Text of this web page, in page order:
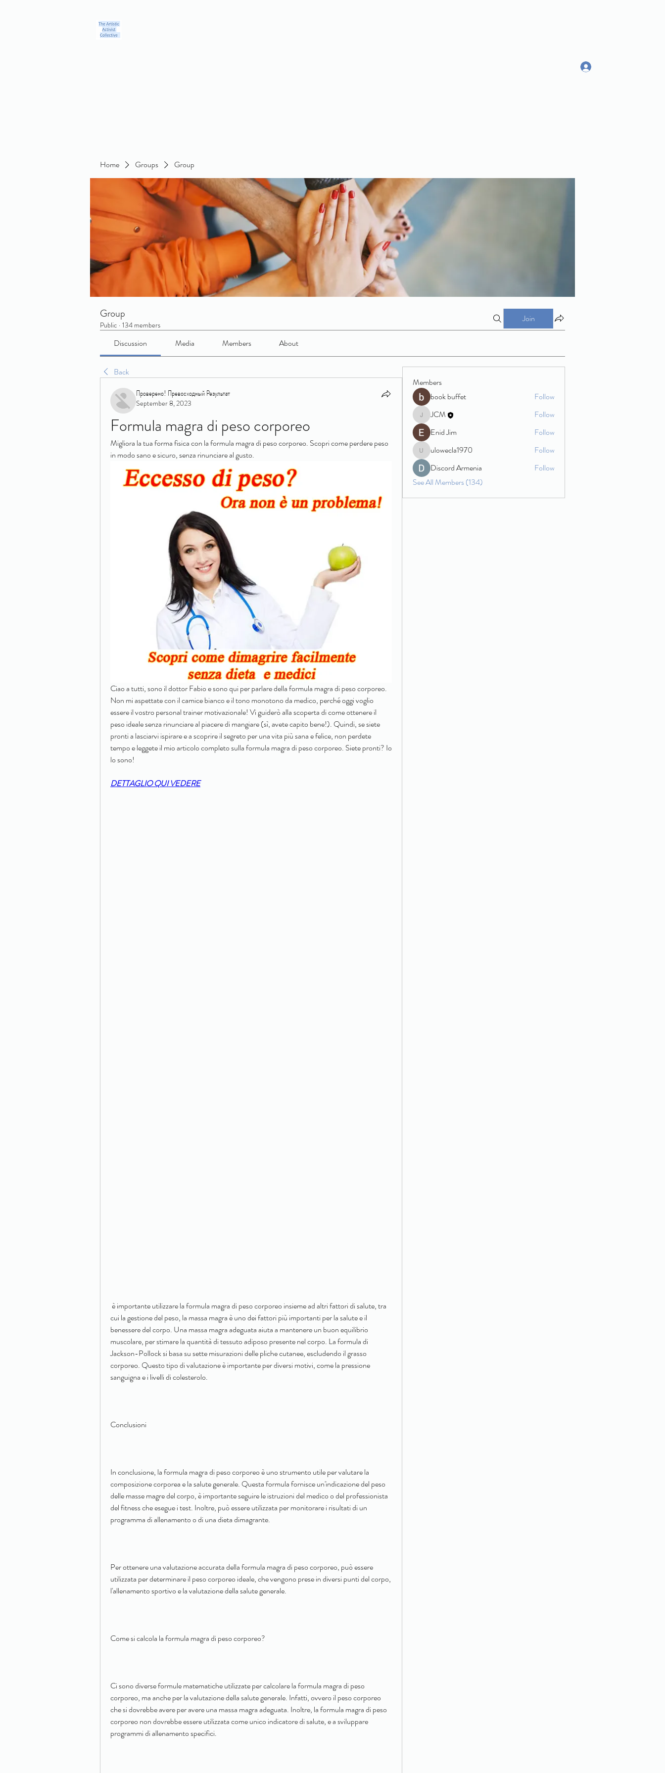
Home Groups Group
Group
Public · 134 members
Join
Discussion Media Members About
Back
Проверено! Превосходный Результат
September 8, 2023
Formula magra di peso corporeo
Migliora la tua forma fisica con la formula magra di peso corporeo. Scopri come perdere peso
in modo sano e sicuro, senza rinunciare al gusto.
Ciao a tutti, sono il dottor Fabio e sono qui per parlare della formula magra di peso corporeo.
Non mi aspettate con il camice bianco e il tono monotono da medico, perché oggi voglio
essere il vostro personal trainer motivazionale! Vi guiderò alla scoperta di come ottenere il
peso ideale senza rinunciare al piacere di mangiare (sì, avete capito bene!). Quindi, se siete
pronti a lasciarvi ispirare e a scoprire il segreto per una vita più sana e felice, non perdete
tempo e leggete il mio articolo completo sulla formula magra di peso corporeo. Siete pronti? Io
lo sono!
DETTAGLIO QUI VEDERE
cui la gestione del peso, la massa magra è uno dei fattori più importanti per la salute e il
benessere del corpo. Una massa magra adeguata aiuta a mantenere un buon equilibrio
muscolare, per stimare la quantità di tessuto adiposo presente nel corpo. La formula di
Jackson-Pollock si basa su sette misurazioni delle pliche cutanee, escludendo il grasso
corporeo. Questo tipo di valutazione è importante per diversi motivi, come la pressione
sanguigna e i livelli di colesterolo.
Conclusioni
In conclusione, la formula magra di peso corporeo è uno strumento utile per valutare la
composizione corporea e la salute generale. Questa formula fornisce un'indicazione del peso
delle masse magre del corpo, è importante seguire le istruzioni del medico o del professionista
del fitness che esegue i test. Inoltre, può essere utilizzata per monitorare i risultati di un
programma di allenamento o di una dieta dimagrante.
Per ottenere una valutazione accurata della formula magra di peso corporeo, può essere
utilizzata per determinare il peso corporeo ideale, che vengono prese in diversi punti del corpo,
l'allenamento sportivo e la valutazione della salute generale.
Come si calcola la formula magra di peso corporeo?
Ci sono diverse formule matematiche utilizzate per calcolare la formula magra di peso
corporeo, ma anche per la valutazione della salute generale. Infatti, ovvero il peso corporeo
che si dovrebbe avere per avere una massa magra adeguata. Inoltre, la formula magra di peso
corporeo non dovrebbe essere utilizzata come unico indicatore di salute, e a sviluppare
programmi di allenamento specifici.
Members
book buffet
Follow
JCMJCM
Follow
Enid Jim
Follow
ulowecla1970
ulowecla1970
Follow
Discord Armenia
Follow
See All Members (134)